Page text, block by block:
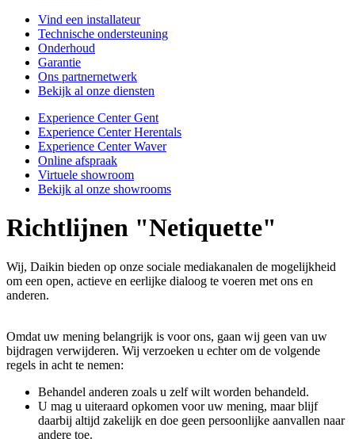
Vind een installateur
Technische ondersteuning
Onderhoud
Garantie
Ons partnernetwerk
Bekijk al onze diensten
Experience Center Gent
Experience Center Herentals
Experience Center Waver
Online afspraak
Virtuele showroom
Bekijk al onze showrooms
Richtlijnen "Netiquette"
Wij, Daikin bieden op onze sociale mediakanalen de mogelijkheid
om een open, actieve en eerlijke dialoog te voeren met ons en
anderen.
Omdat uw mening belangrijk is voor ons, gaan wij geen van uw
bijdragen verwijderen. Wij verzoeken u echter om de volgende
regels in acht te nemen:
Behandel anderen zoals u zelf wilt worden behandeld.
U mag u uiteraard opkomen voor uw mening, maar blijf
daarbij altijd zakelijk en doe geen persoonlijke aanvallen naar
andere toe.